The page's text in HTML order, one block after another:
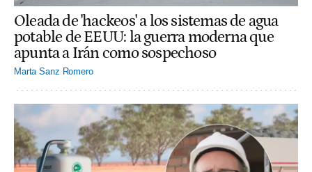
Oleada de 'hackeos' a los sistemas de agua
potable de EEUU: la guerra moderna que
apunta a Irán como sospechoso
Marta Sanz Romero